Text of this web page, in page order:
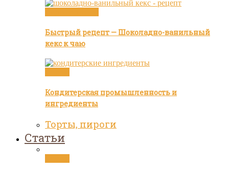
Быстрый рецепт — Шоколадно-ванильный
кекс к чаю
Кондитерская промышленность и
ингредиенты
Торты, пироги
Статьи